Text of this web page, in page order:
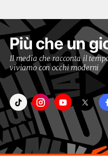
Più che un
Il media che racconta il
viviamo con occhi moderni